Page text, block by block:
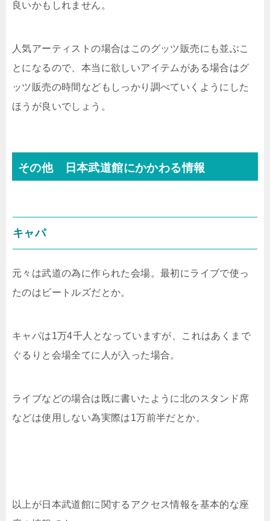
良いかもしれません。
人気アーティストの場合はこのグッツ販売にも並ぶこ
とになるので、本当に欲しいアイテムがある場合はグ
ッツ販売の時間などもしっかり調べていくようにした
ほうが良いでしょう。
その他 日本武道館にかかわる情報
キャパ
元々は武道の為に作られた会場。最初にライブで使っ
たのはビートルズだとか。
キャパは1万4千人となっていますが、これはあくまで
ぐるりと会場全てに人が入った場合。
ライブなどの場合は既に書いたように北のスタンド席
などは使用しない為実際は1万前半だとか。
以上が日本武道館に関するアクセス情報を基本的な座